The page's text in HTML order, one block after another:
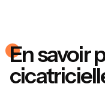
En savoir